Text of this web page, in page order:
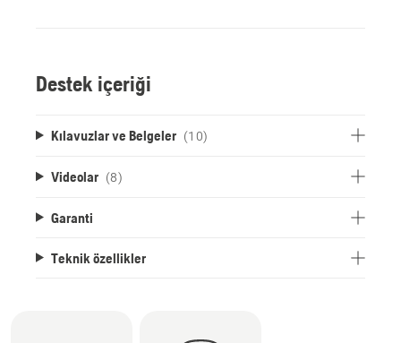
Destek içeriği
Kılavuzlar ve Belgeler (10)
Videolar (8)
Garanti
Teknik özellikler